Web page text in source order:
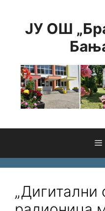
contentЈУ ОШ
„Дигитални